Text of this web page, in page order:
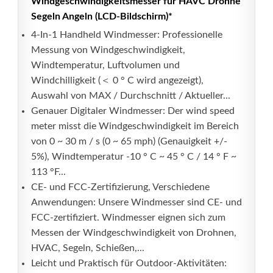
Segeln Angeln (LCD-Bildschirm)*
4-In-1 Handheld Windmesser: Professionelle
Messung von Windgeschwindigkeit,
Windtemperatur, Luftvolumen und
Windchilligkeit (＜ 0 ° C wird angezeigt),
Auswahl von MAX / Durchschnitt / Aktueller...
Genauer Digitaler Windmesser: Der wind speed
meter misst die Windgeschwindigkeit im Bereich
von 0 ~ 30 m / s (0 ~ 65 mph) (Genauigkeit +/-
5%), Windtemperatur -10 ° C ~ 45 ° C / 14 ° F ~
113 °F...
CE- und FCC-Zertifizierung, Verschiedene
Anwendungen: Unsere Windmesser sind CE- und
FCC-zertifiziert. Windmesser eignen sich zum
Messen der Windgeschwindigkeit von Drohnen,
HVAC, Segeln, Schießen,...
Leicht und Praktisch für Outdoor-Aktivitäten: